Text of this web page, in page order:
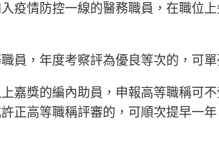
疫情防控一線的醫務職員，在職位
員，年度考察評為優良等次的，可
嘉獎的編內助員，申報高等職稱可
正高等職稱評審的，可順次提早